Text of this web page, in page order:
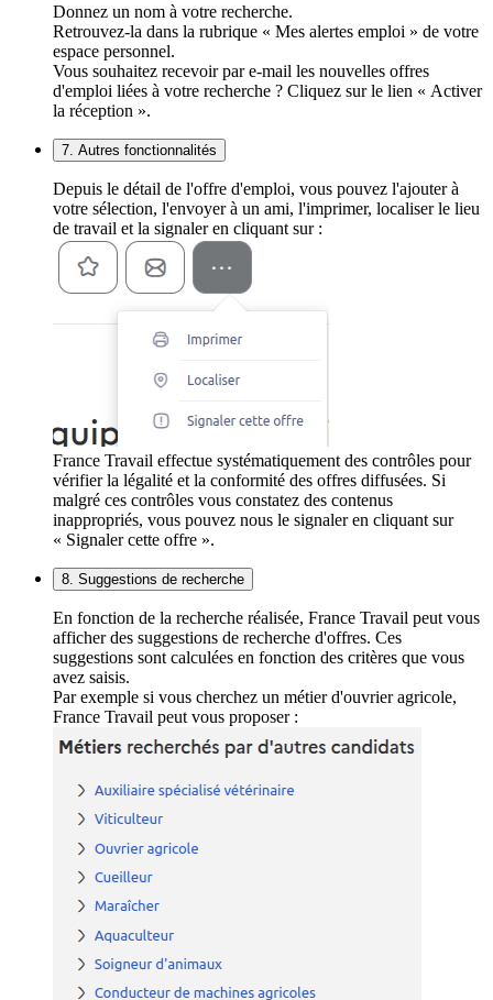
Donnez un nom à votre recherche.
Retrouvez-la dans la rubrique « Mes alertes emploi » de votre
espace personnel.
Vous souhaitez recevoir par e-mail les nouvelles offres
d'emploi liées à votre recherche ? Cliquez sur le lien « Activer
la réception ».
7. Autres fonctionnalités
Depuis le détail de l'offre d'emploi, vous pouvez l'ajouter à
votre sélection, l'envoyer à un ami, l'imprimer, localiser le lieu
de travail et la signaler en cliquant sur :
France Travail effectue systématiquement des contrôles pour
vérifier la légalité et la conformité des offres diffusées. Si
malgré ces contrôles vous constatez des contenus
inappropriés, vous pouvez nous le signaler en cliquant sur
« Signaler cette offre ».
8. Suggestions de recherche
En fonction de la recherche réalisée, France Travail peut vous
afficher des suggestions de recherche d'offres. Ces
suggestions sont calculées en fonction des critères que vous
avez saisis.
Par exemple si vous cherchez un métier d'ouvrier agricole,
France Travail peut vous proposer :